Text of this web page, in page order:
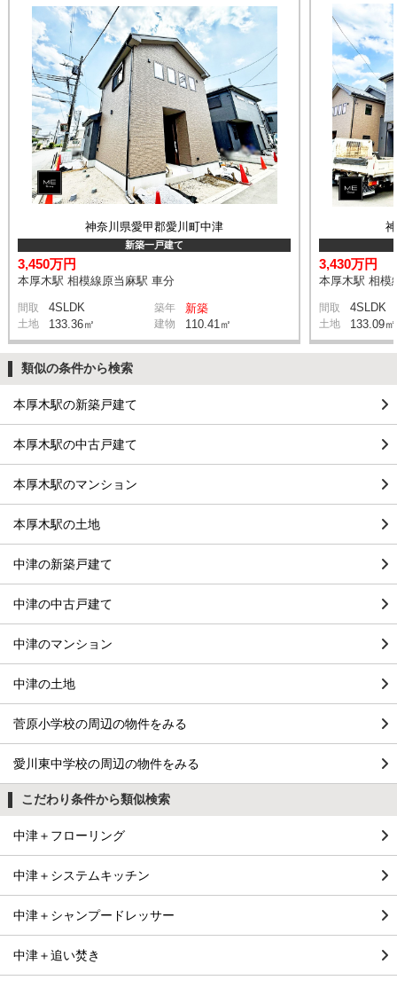
神奈川県愛甲郡愛川町中津
新築一戸建て
3,450万円
本厚木駅 相模線原当麻駅 車分
間取 4SLDK 築年 新築
土地 133.36㎡ 建物 110.41㎡
3,430万円
本厚木駅 相模
間取 4SLDK
土地 133.09㎡
類似の条件から検索
本厚木駅の新築戸建て
本厚木駅の中古戸建て
本厚木駅のマンション
本厚木駅の土地
中津の新築戸建て
中津の中古戸建て
中津のマンション
中津の土地
菅原小学校の周辺の物件をみる
愛川東中学校の周辺の物件をみる
こだわり条件から類似検索
中津＋フローリング
中津＋システムキッチン
中津＋シャンプードレッサー
中津＋追い焚き